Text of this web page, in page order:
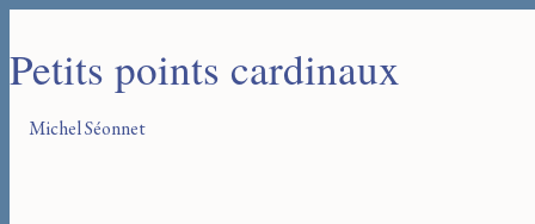
Petits points cardinaux
Michel Séonnet